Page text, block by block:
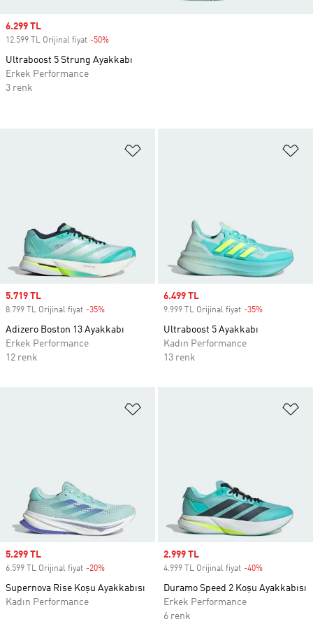
Sale price
5.719 TL
8.799 TL Orijinal fiyat -35%
Adizero Boston 13 Ayakkabı
Erkek Performance
12 renk
Sale price
6.499 TL
9.999 TL Orijinal fiyat -35%
Ultraboost 5 Ayakkabı
Kadın Performance
13 renk
Sale price
5.299 TL
6.599 TL Orijinal fiyat -20%
Supernova Rise Koşu Ayakkabısı
Kadın Performance
Sale price
2.999 TL
4.999 TL Orijinal fiyat -40%
Duramo Speed 2 Koşu Ayakkabısı
Erkek Performance
6 renk
Sale price
6.299 TL
12.599 TL Orijinal fiyat -50%
Ultraboost 5 Strung Ayakkabı
Erkek Performance
3 renk